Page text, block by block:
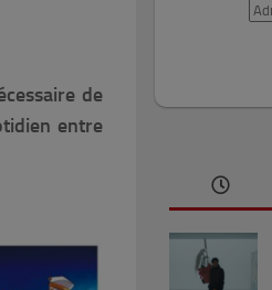
de
entre